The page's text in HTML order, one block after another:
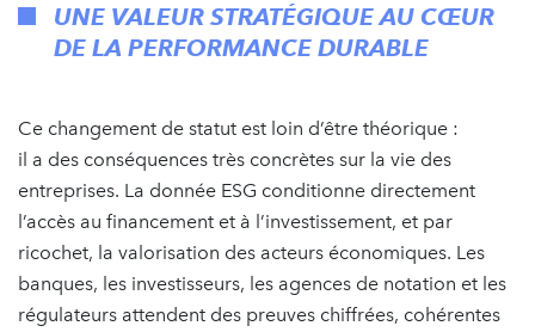
UNE VALEUR STRATÉGIQUE AU CŒUR
DE LA PERFORMANCE DURABLE
Ce changement de statut est loin d’être théorique :
il a des conséquences très concrètes sur la vie des
entreprises. La donnée ESG conditionne directement
l’accès au financement et à l’investissement, et par
ricochet, la valorisation des acteurs économiques. Les
banques, les investisseurs, les agences de notation et les
régulateurs attendent des preuves chiffrées, cohérentes